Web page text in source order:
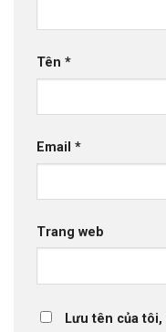
Tên *
Email *
Trang web
Lưu tên của